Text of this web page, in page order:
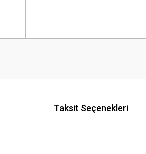
Taksit Seçenekleri